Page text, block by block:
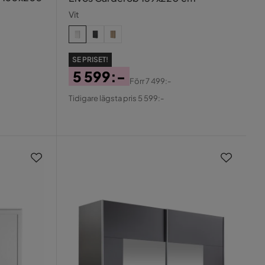
Vit
SE PRISET!
Pris
5 599:-
Original
Förr7 499:-
Tidigare lägsta pris 5 599:-